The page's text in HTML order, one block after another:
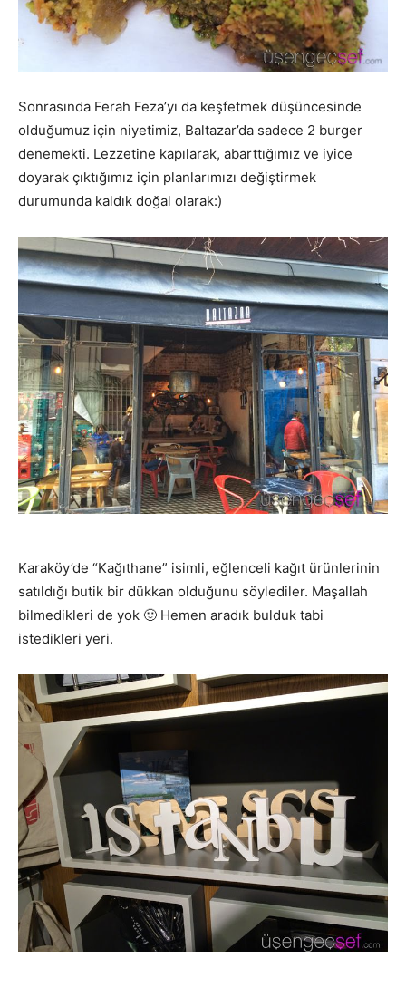
Sonrasında Ferah Feza’yı da keşfetmek düşüncesinde
olduğumuz için niyetimiz, Baltazar’da sadece 2 burger
denemekti. Lezzetine kapılarak, abarttığımız ve iyice
doyarak çıktığımız için planlarımızı değiştirmek
durumunda kaldık doğal olarak:)
Karaköy’de “Kağıthane” isimli, eğlenceli kağıt ürünlerinin
satıldığı butik bir dükkan olduğunu söylediler. Maşallah
bilmedikleri de yok 🙂 Hemen aradık bulduk tabi
istedikleri yeri.